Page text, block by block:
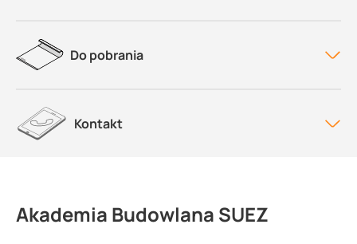
Do pobrania
Kontakt
Akademia Budowlana SUEZ